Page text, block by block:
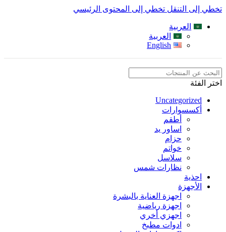
تخطي إلى التنقل تخطي إلى المحتوى الرئيسي
العربية
العربية
English
اختر الفئة
Uncategorized
أكسسوارات
أطقم
اساور يد
حزام
خواتم
سلاسل
نظارات شمس
احذية
الأجهزة
اجهزة العناية بالبشرة
اجهزة رياضية
اجهزي أخري
ادوات مطبخ